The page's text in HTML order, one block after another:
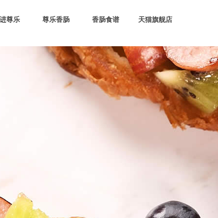
尊乐 尊乐香肠 香肠食谱 天猫旗舰店